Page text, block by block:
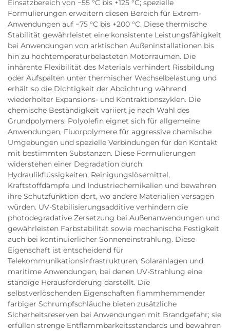
Einsatzbereich von −55 °C bis +125 °C; spezielle
Formulierungen erweitern diesen Bereich für Extrem-
Anwendungen auf −75 °C bis +200 °C. Diese thermische
Stabilität gewährleistet eine konsistente Leistungsfähigkeit
bei Anwendungen von arktischen Außeninstallationen bis
hin zu hochtemperaturbelasteten Motorräumen. Die
inhärente Flexibilität des Materials verhindert Rissbildung
oder Aufspalten unter thermischer Wechselbelastung und
erhält so die Dichtigkeit der Abdichtung während
wiederholter Expansions- und Kontraktionszyklen. Die
chemische Beständigkeit variiert je nach Wahl des
Grundpolymers: Polyolefin eignet sich für allgemeine
Anwendungen, Fluorpolymere für aggressive chemische
Umgebungen und spezielle Verbindungen für den Kontakt
mit bestimmten Substanzen. Diese Formulierungen
widerstehen einer Degradation durch
Hydraulikflüssigkeiten, Reinigungslösemittel,
Kraftstoffdämpfe und Industriechemikalien und bewahren
ihre Schutzfunktion dort, wo andere Materialien versagen
würden. UV-Stabilisierungsadditive verhindern die
photodegradative Zersetzung bei Außenanwendungen und
gewährleisten Farbstabilität sowie mechanische Festigkeit
auch bei kontinuierlicher Sonneneinstrahlung. Diese
Eigenschaft ist entscheidend für
Telekommunikationsinfrastrukturen, Solaranlagen und
maritime Anwendungen, bei denen UV-Strahlung eine
ständige Herausforderung darstellt. Die
selbstverlöschenden Eigenschaften flammhemmender
farbiger Schrumpfschläuche bieten zusätzliche
Sicherheitsreserven bei Anwendungen mit Brandgefahr; sie
erfüllen strenge Entflammbarkeitsstandards und bewahren